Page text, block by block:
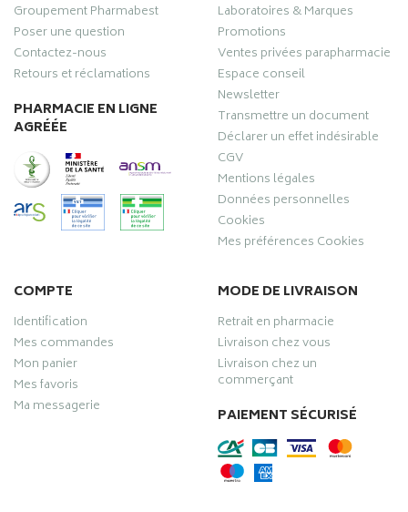
Groupement Pharmabest
Poser une question
Contactez-nous
Retours et réclamations
PHARMACIE EN LIGNE
AGRÉÉE
Laboratoires & Marques
Promotions
Ventes privées parapharmacie
Espace conseil
Newsletter
Transmettre un document
Déclarer un effet indésirable
CGV
Mentions légales
Données personnelles
Cookies
Mes préférences Cookies
COMPTE
Identification
Mes commandes
Mon panier
Mes favoris
Ma messagerie
MODE DE LIVRAISON
Retrait en pharmacie
Livraison chez vous
Livraison chez un
commerçant
PAIEMENT SÉCURISÉ